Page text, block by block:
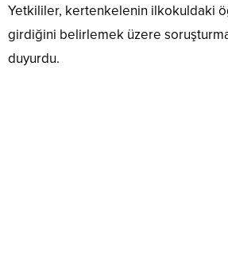
Yetkililer, kertenkelenin ilkokuldaki
girdiğini belirlemek üzere soruşturma
duyurdu.